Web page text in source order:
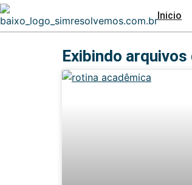
Inicio
Exibindo